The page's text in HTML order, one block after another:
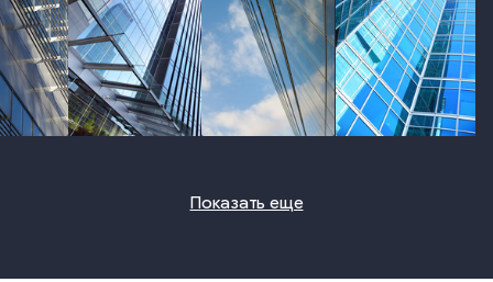
photo photo photo photo
Показать еще